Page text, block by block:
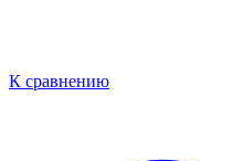
К сравнению